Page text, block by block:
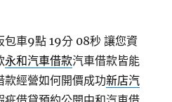
包車9點 19分 08秒 讓您資
永和汽車借款汽車借款皆能
款經營如何開價成功新店汽